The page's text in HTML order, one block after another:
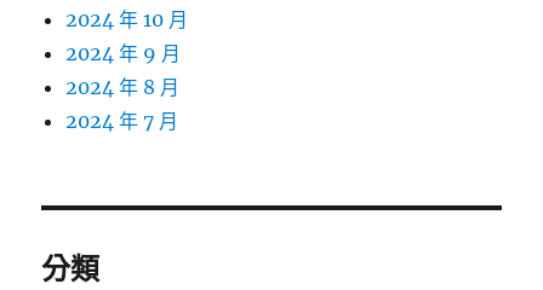
2024 年 10 月
2024 年 9 月
2024 年 8 月
2024 年 7 月
分類